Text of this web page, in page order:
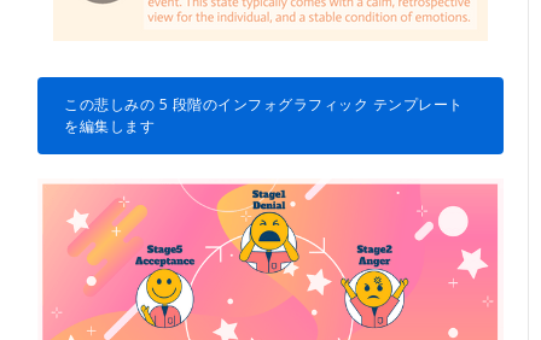
この悲しみの 5 段階のインフォグラフィック テンプレート
を編集します